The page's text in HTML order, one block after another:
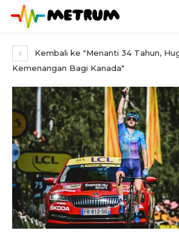
Kembali ke "Menanti 34 Tahun,
Kemenangan Bagi Kanada"